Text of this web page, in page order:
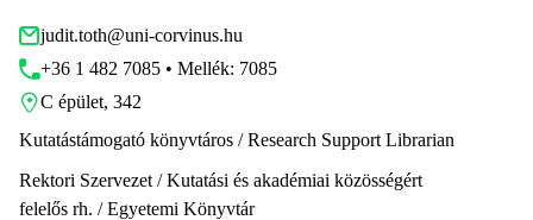
judit.toth@uni-corvinus.hu
+36 1 482 7085 • Mellék: 7085
C épület, 342
Kutatástámogató könyvtáros / Research Support Librarian
Rektori Szervezet / Kutatási és akadémiai közösségért
felelős rh. / Egyetemi Könyvtár